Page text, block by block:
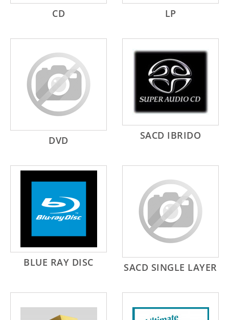
CD LP
DVD SACD IBRIDO
BLUE RAY DISC SACD SINGLE LAYER